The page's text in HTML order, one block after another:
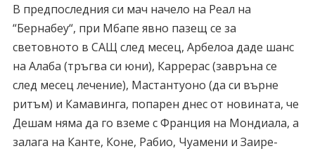
В предпоследния си мач начело на Реал на
“Бернабеу“, при Мбапе явно пазещ се за
световното в САЩ след месец, Арбелоа даде шанс
на Алаба (тръгва си юни), Каррерас (завръна се
след месец лечение), Мастантуоно (да си върне
ритъм) и Камавинга, попарен днес от новината, че
Дешам няма да го вземе с Франция на Мондиала, а
залага на Канте, Коне, Рабио, Чуамени и Заире-